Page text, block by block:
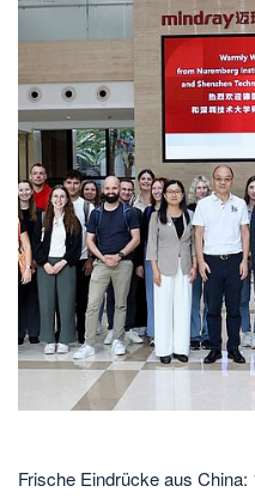
Frische Eindrücke aus